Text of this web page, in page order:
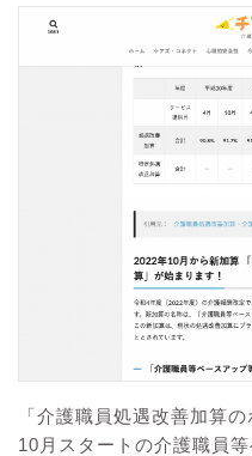
「介護職員処遇改善加算
10月スタートの介護職員